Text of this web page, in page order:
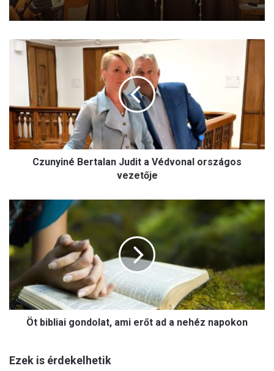
i
B
a
l
a
J
t
d
v
Czunyiné Bertalan Judit a Védvonal országos
vezetője
Ö
t
b
i
b
i
a
i
d
Öt bibliai gondolat, ami erőt ad a nehéz napokon
Ezek is érdekelhetik